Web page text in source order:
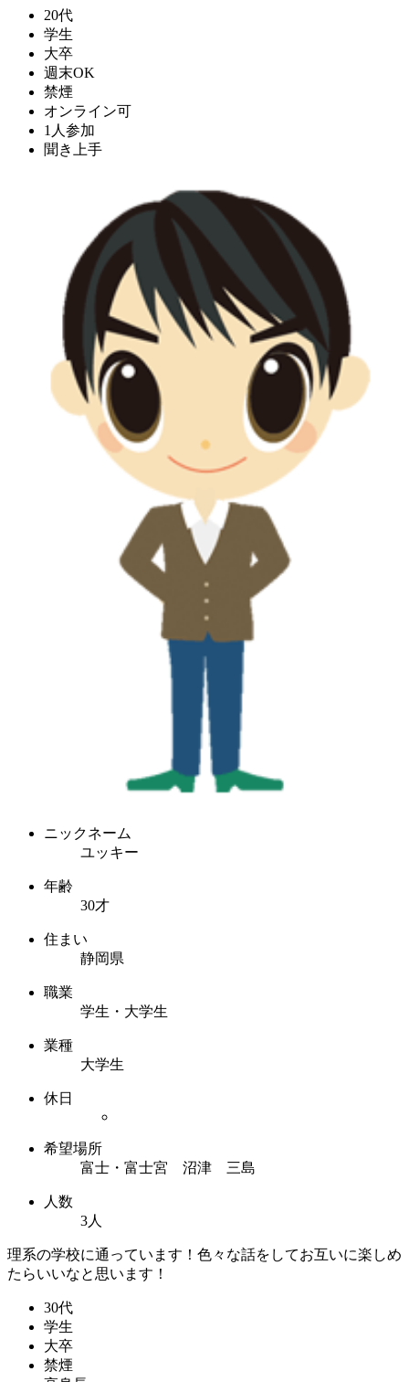
20代
学生
大卒
週末OK
禁煙
オンライン可
1人参加
聞き上手
ニックネーム
ユッキー
年齢
30才
住まい
静岡県
職業
学生・大学生
業種
大学生
休日
希望場所
富士・富士宮 沼津 三島
人数
3人
理系の学校に通っています！色々な話をしてお互いに楽しめ
たらいいなと思います！
30代
学生
大卒
禁煙